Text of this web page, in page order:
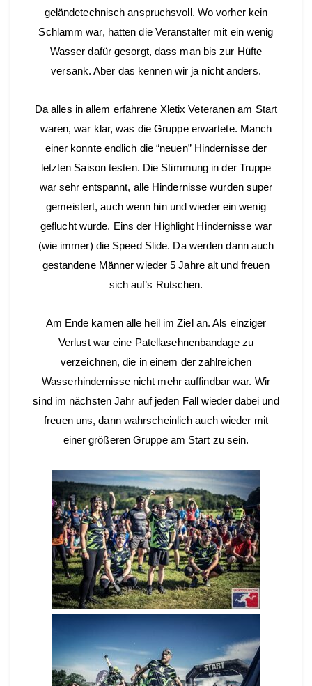
geländetechnisch anspruchsvoll. Wo vorher kein
Schlamm war, hatten die Veranstalter mit ein wenig
Wasser dafür gesorgt, dass man bis zur Hüfte
versank. Aber das kennen wir ja nicht anders.
Da alles in allem erfahrene Xletix Veteranen am Start
waren, war klar, was die Gruppe erwartete. Manch
einer konnte endlich die “neuen” Hindernisse der
letzten Saison testen. Die Stimmung in der Truppe
war sehr entspannt, alle Hindernisse wurden super
gemeistert, auch wenn hin und wieder ein wenig
geflucht wurde. Eins der Highlight Hindernisse war
(wie immer) die Speed Slide. Da werden dann auch
gestandene Männer wieder 5 Jahre alt und freuen
sich auf’s Rutschen.
Am Ende kamen alle heil im Ziel an. Als einziger
Verlust war eine Patellasehnenbandage zu
verzeichnen, die in einem der zahlreichen
Wasserhindernisse nicht mehr auffindbar war. Wir
sind im nächsten Jahr auf jeden Fall wieder dabei und
freuen uns, dann wahrscheinlich auch wieder mit
einer größeren Gruppe am Start zu sein.